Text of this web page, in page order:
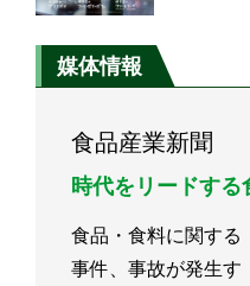
媒体情報
食品産業新聞
時代をリードす
食品・食料に関する
事件、事故が発生す